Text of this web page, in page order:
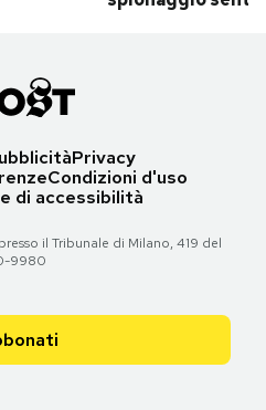
Privacy
Condizioni d'uso
di accessibilità
il Tribunale di Milano, 419 del
9980